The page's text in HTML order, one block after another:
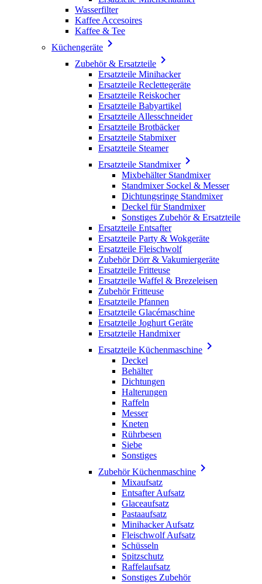
Wasserfilter
Kaffee Accesoires
Kaffee & Tee
Küchengeräte 
Zubehör & Ersatzteile 
Ersatzteile Minihacker
Ersatzteile Reclettegeräte
Ersatzteile Reiskocher
Ersatzteile Babyartikel
Ersatzteile Allesschneider
Ersatzteile Brotbäcker
Ersatzteile Stabmixer
Ersatzteile Steamer
Ersatzteile Standmixer
Mixbehälter Standmixer
Standmixer Sockel & Messer
Dichtungsringe Standmixer
Deckel für Standmixer
Sonstiges Zubehör & Ersatzteile
Ersatzteile Entsafter
Ersatzteile Party & Wokgeräte
Ersatzteile Fleischwolf
Zubehör Dörr & Vakumiergeräte
Ersatzteile Fritteuse
Ersatzteile Waffel & Brezeleisen
Zubehör Fritteuse
Ersatzteile Pfannen
Ersatzteile Glacémaschine
Ersatzteile Joghurt Geräte
Ersatzteile Handmixer
Ersatzteile Küchenmaschine 
Deckel
Behälter
Dichtungen
Halterungen
Raffeln
Messer
Kneten
Rührbesen
Siebe
Sonstiges
Zubehör Küchenmaschine 
Mixaufsatz
Entsafter Aufsatz
Glaceaufsatz
Pastaaufsatz
Minihacker Aufsatz
Fleischwolf Aufsatz
Schüsseln
Spitzschutz
Raffelaufsatz
Sonstiges Zubehör